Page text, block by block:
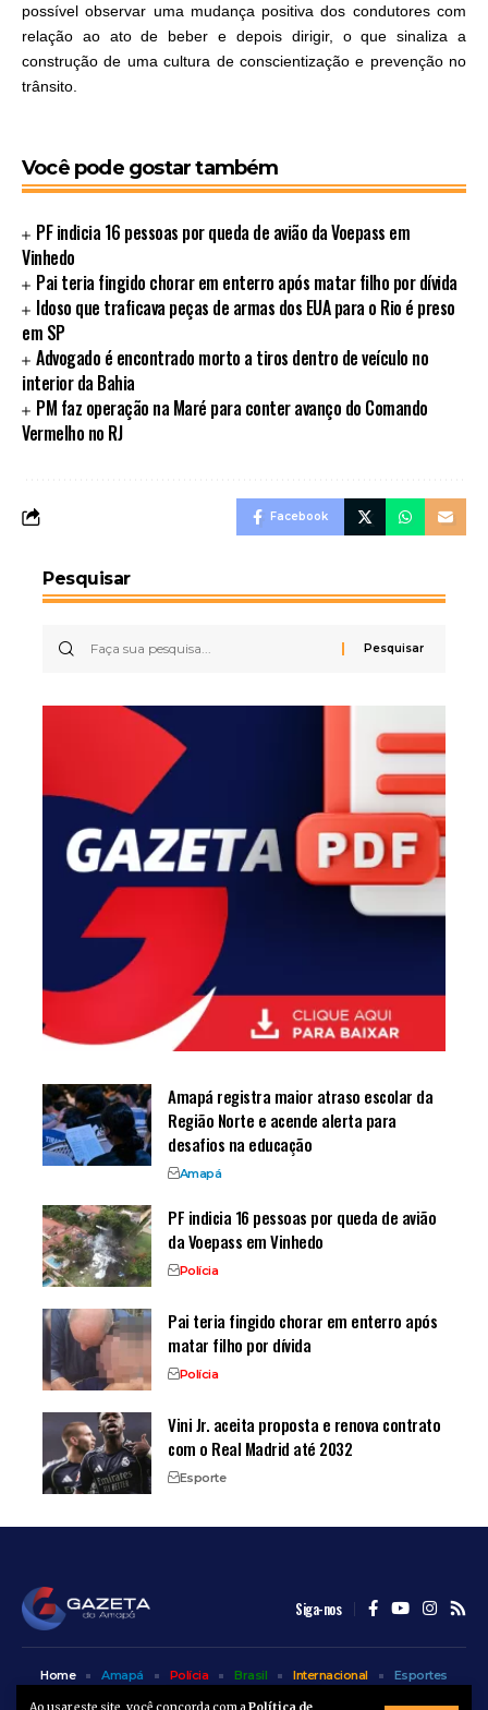
possível observar uma mudança positiva dos condutores com
relação ao ato de beber e depois dirigir, o que sinaliza a
construção de uma cultura de conscientização e prevenção no
trânsito.
Você pode gostar também
PF indicia 16 pessoas por queda de avião da Voepass em
Vinhedo
Pai teria fingido chorar em enterro após matar filho por dívida
Idoso que traficava peças de armas dos EUA para o Rio é preso
em SP
Advogado é encontrado morto a tiros dentro de veículo no
interior da Bahia
PM faz operação na Maré para conter avanço do Comando
Vermelho no RJ
Facebook
Pesquisar
Amapá registra maior atraso escolar da
Região Norte e acende alerta para
desafios na educação
Amapá
PF indicia 16 pessoas por queda de avião
da Voepass em Vinhedo
Polícia
Pai teria fingido chorar em enterro após
matar filho por dívida
Polícia
Vini Jr. aceita proposta e renova contrato
com o Real Madrid até 2032
Esporte
Siga-nos
Home Amapá Polícia Brasil Internacional
Esportes
Bem Estar
Entretenimento